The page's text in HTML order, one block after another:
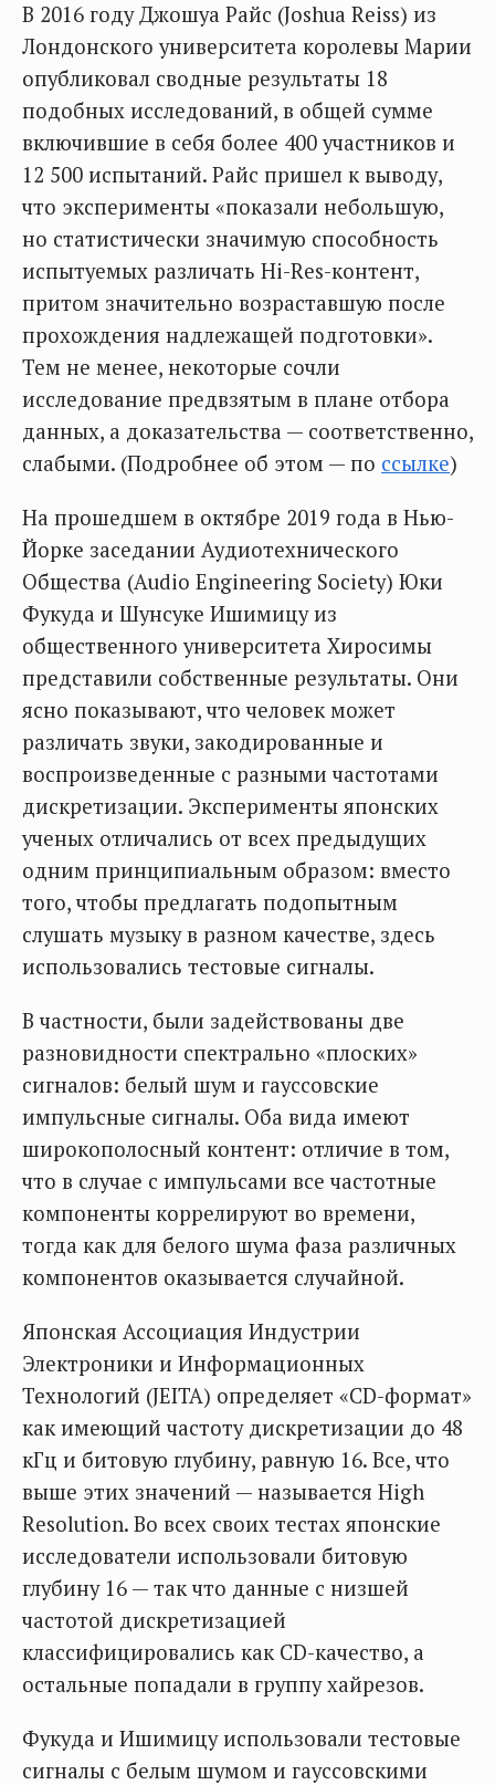
В 2016 году Джошуа Райс (Joshua Reiss) из
Лондонского университета королевы Марии
опубликовал сводные результаты 18
подобных исследований, в общей сумме
включившие в себя более 400 участников и
12 500 испытаний. Райс пришел к выводу,
что эксперименты «показали небольшую,
но статистически значимую способность
испытуемых различать Hi-Res-контент,
притом значительно возраставшую после
прохождения надлежащей подготовки».
Тем не менее, некоторые сочли
исследование предвзятым в плане отбора
данных, а доказательства — соответственно,
слабыми. (Подробнее об этом — по ссылке)
На прошедшем в октябре 2019 года в Нью-
Йорке заседании Аудиотехнического
Общества (Audio Engineering Society) Юки
Фукуда и Шунсуке Ишимицу из
общественного университета Хиросимы
представили собственные результаты. Они
ясно показывают, что человек может
различать звуки, закодированные и
воспроизведенные с разными частотами
дискретизации. Эксперименты японских
ученых отличались от всех предыдущих
одним принципиальным образом: вместо
того, чтобы предлагать подопытным
слушать музыку в разном качестве, здесь
использовались тестовые сигналы.
В частности, были задействованы две
разновидности спектрально «плоских»
сигналов: белый шум и гауссовские
импульсные сигналы. Оба вида имеют
широкополосный контент: отличие в том,
что в случае с импульсами все частотные
компоненты коррелируют во времени,
тогда как для белого шума фаза различных
компонентов оказывается случайной.
Японская Ассоциация Индустрии
Электроники и Информационных
Технологий (JEITA) определяет «CD-формат»
как имеющий частоту дискретизации до 48
кГц и битовую глубину, равную 16. Все, что
выше этих значений — называется High
Resolution. Во всех своих тестах японские
исследователи использовали битовую
глубину 16 — так что данные с низшей
частотой дискретизацией
классифицировались как CD-качество, а
остальные попадали в группу хайрезов.
Фукуда и Ишимицу использовали тестовые
сигналы с белым шумом и гауссовскими